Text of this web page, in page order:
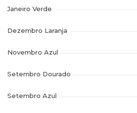
Janeiro Verde
Dezembro Laranja
Novembro Azul
Setembro Dourado
Setembro Azul